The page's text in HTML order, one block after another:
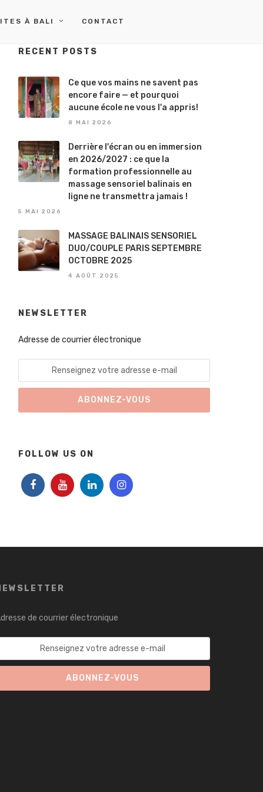
À BALI CONTACT
RECENT POSTS
Ce que vos mains ne savent pas
encore faire — et pourquoi
aucune école ne vous l'a appris!
8 MAI 2026
Derrière l'écran ou en immersion
en 2026/2027 : ce que la
formation professionnelle au
massage sensoriel balinais en
ligne ne transmettra jamais !
5 MAI 2026
MASSAGE BALINAIS SENSORIEL
DUO/COUPLE PARIS SEPTEMBRE
OCTOBRE 2025
4 AOÛT 2025
NEWSLETTER
Adresse de courrier électronique
FOLLOW US ON
de courrier électronique